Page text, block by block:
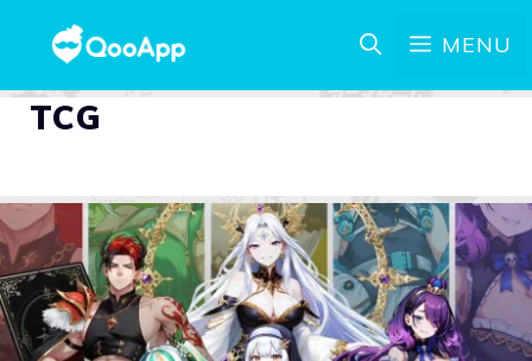
MENU
TCG